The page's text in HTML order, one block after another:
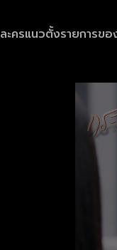
ละครแนวตั้งรายการขอ